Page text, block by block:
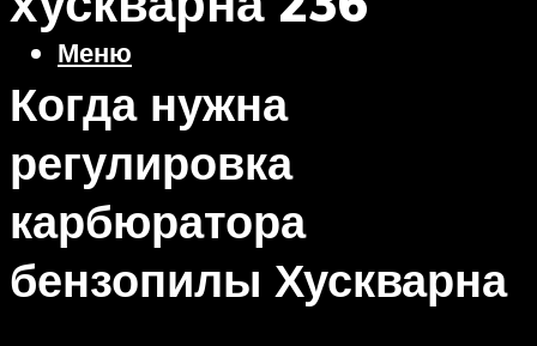
Меню
Когда нужна
регулировка
карбюратора
бензопилы Хускварна